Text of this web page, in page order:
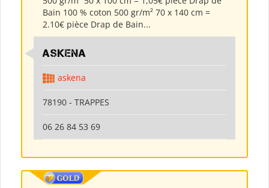
Bain 100 % coton 500 gr/m² 70 x 140 cm =
2.10€ pièce Drap de Bain...
ASKENA
askena
78190 - TRAPPES
06 26 84 53 69